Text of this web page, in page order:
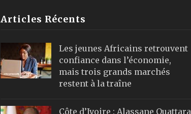
Articles Récents
Les jeunes Africains retrouvent
confiance dans l’économie,
mais trois grands marchés
restent à la traîne
Côte d’Ivoire : Alassane Ouattara